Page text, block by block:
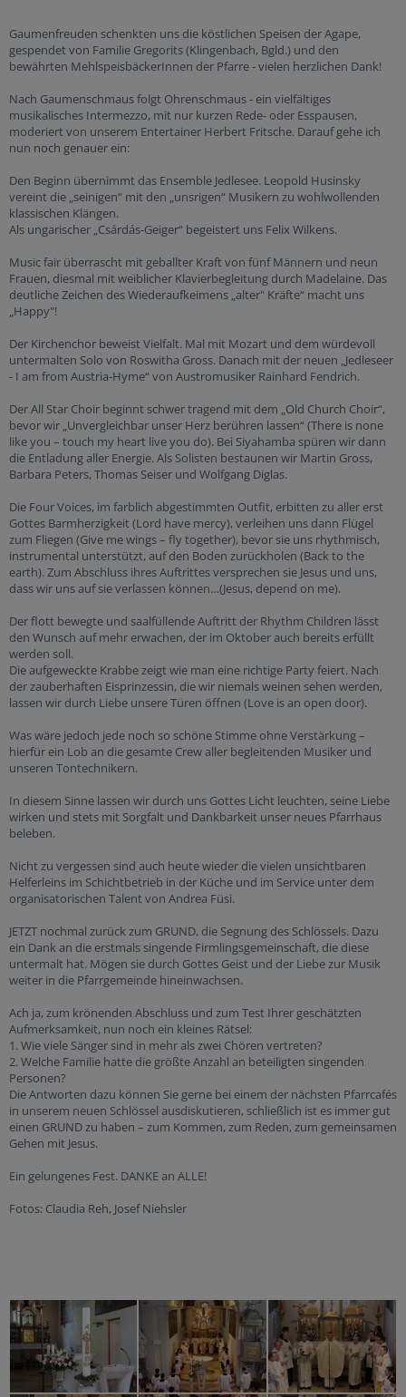
Gaumenfreuden schenkten uns die köstlichen Speisen der Agape,
gespendet von Familie Gregorits (Klingenbach, Bgld.) und den
bewährten MehlspeisbäckerInnen der Pfarre - vielen herzlichen Dank!
Nach Gaumenschmaus folgt Ohrenschmaus - ein vielfältiges
musikalisches Intermezzo, mit nur kurzen Rede- oder Esspausen,
moderiert von unserem Entertainer Herbert Fritsche. Darauf gehe ich
nun noch genauer ein:
Den Beginn übernimmt das Ensemble Jedlesee. Leopold Husinsky
vereint die „seinigen“ mit den „unsrigen“ Musikern zu wohlwollenden
klassischen Klängen.
Als ungarischer „Csárdás-Geiger“ begeistert uns Felix Wilkens.
Music fair überrascht mit geballter Kraft von fünf Männern und neun
Frauen, diesmal mit weiblicher Klavierbegleitung durch Madelaine. Das
deutliche Zeichen des Wiederaufkeimens „alter" Kräfte“ macht uns
„Happy"!
Der Kirchenchor beweist Vielfalt. Mal mit Mozart und dem würdevoll
untermalten Solo von Roswitha Gross. Danach mit der neuen „Jedleseer
- I am from Austria-Hyme“ von Austromusiker Rainhard Fendrich.
Der All Star Choir beginnt schwer tragend mit dem „Old Church Choir“,
bevor wir „Unvergleichbar unser Herz berühren lassen“ (There is none
like you – touch my heart live you do). Bei Siyahamba spüren wir dann
die Entladung aller Energie. Als Solisten bestaunen wir Martin Gross,
Barbara Peters, Thomas Seiser und Wolfgang Diglas.
Die Four Voices, im farblich abgestimmten Outfit, erbitten zu aller erst
Gottes Barmherzigkeit (Lord have mercy), verleihen uns dann Flügel
zum Fliegen (Give me wings – fly together), bevor sie uns rhythmisch,
instrumental unterstützt, auf den Boden zurückholen (Back to the
earth). Zum Abschluss ihres Auftrittes versprechen sie Jesus und uns,
dass wir uns auf sie verlassen können…(Jesus, depend on me).
Der flott bewegte und saalfüllende Auftritt der Rhythm Children lässt
den Wunsch auf mehr erwachen, der im Oktober auch bereits erfüllt
werden soll.
Die aufgeweckte Krabbe zeigt wie man eine richtige Party feiert. Nach
der zauberhaften Eisprinzessin, die wir niemals weinen sehen werden,
lassen wir durch Liebe unsere Türen öffnen (Love is an open door).
Was wäre jedoch jede noch so schöne Stimme ohne Verstärkung –
hierfür ein Lob an die gesamte Crew aller begleitenden Musiker und
unseren Tontechnikern.
In diesem Sinne lassen wir durch uns Gottes Licht leuchten, seine Liebe
wirken und stets mit Sorgfalt und Dankbarkeit unser neues Pfarrhaus
beleben.
Nicht zu vergessen sind auch heute wieder die vielen unsichtbaren
Helferleins im Schichtbetrieb in der Küche und im Service unter dem
organisatorischen Talent von Andrea Füsi.
JETZT nochmal zurück zum GRUND, die Segnung des Schlössels. Dazu
ein Dank an die erstmals singende Firmlingsgemeinschaft, die diese
untermalt hat. Mögen sie durch Gottes Geist und der Liebe zur Musik
weiter in die Pfarrgemeinde hineinwachsen.
Ach ja, zum krönenden Abschluss und zum Test Ihrer geschätzten
Aufmerksamkeit, nun noch ein kleines Rätsel:
1. Wie viele Sänger sind in mehr als zwei Chören vertreten?
2. Welche Familie hatte die größte Anzahl an beteiligten singenden
Personen?
Die Antworten dazu können Sie gerne bei einem der nächsten Pfarrcafés
in unserem neuen Schlössel ausdiskutieren, schließlich ist es immer gut
einen GRUND zu haben – zum Kommen, zum Reden, zum gemeinsamen
Gehen mit Jesus.
Ein gelungenes Fest. DANKE an ALLE!
Fotos: Claudia Reh, Josef Niehsler